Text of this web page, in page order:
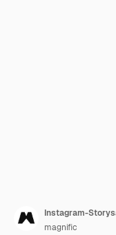
Instagram-
magnific